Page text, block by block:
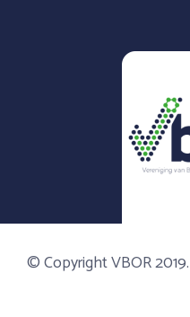
© Copyright VBOR